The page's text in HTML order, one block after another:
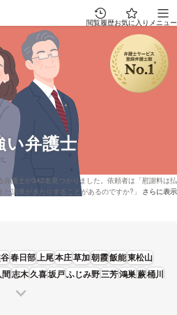
閲覧履歴お気に入り メニュー
い弁護士
護士が342名見つかりました。依頼者は「慰謝料は払
請求がきたりすることがあるのですか?」「離婚しな
すか?」などの問題を抱えております。弁護士ドットコ
回答している埼玉の弁護士や弁護士費用を後払いで
び方はほとんど調査したけれど、埼玉周辺の法律事
にも対応することができます。弁護士の中には
全国出張いたしますので、ご高齢の方や障害のある方
ゃる方もいます。慰謝料に悩んでいる方は本サイト
どの性別や経歴などの希望を踏まえて、希望に適した
か。
説明文の
さらに表示
春日部上尾本庄草加朝霞飯能東松山
間志木久喜坂戸ふじみ野三芳鴻巣蕨桶川